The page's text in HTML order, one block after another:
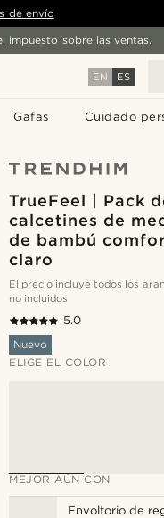
EN ES
Gafas Cuidado
de envío
impuesto sobre las ventas.
TrueFeel | Pack
calcetines de
de bambú
claro
El precio incluye todos los
no incluidos
5.0
Nuevo
ELIGE EL COLOR
MEJOR AÚN CON
Envoltorio de